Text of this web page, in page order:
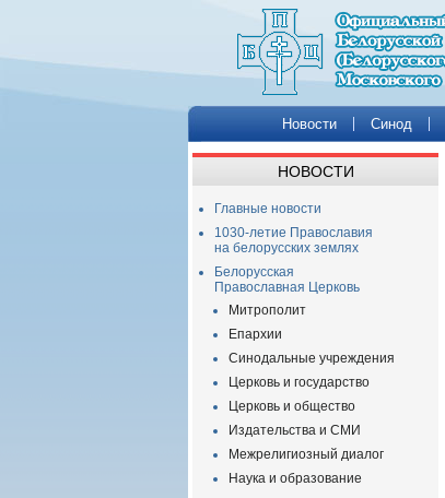
Новости Синод
НОВОСТИ
Главные новости
1030-летие Православия
на белорусских землях
Белорусская
Православная Церковь
Митрополит
Епархии
Синодальные учреждения
Церковь и государство
Церковь и общество
Издательства и СМИ
Межрелигиозный диалог
Наука и образование